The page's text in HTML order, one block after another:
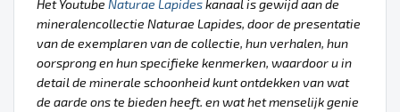
Het Youtube Naturae Lapideskanaal is gewijd aan de
mineralencollectie Naturae Lapides, door de presentatie
van de exemplaren van de collectie, hun verhalen, hun
oorsprong en hun specifieke kenmerken, waardoor u in
detail de minerale schoonheid kunt ontdekken van wat
de aarde ons te bieden heeft. en wat het menselijk genie